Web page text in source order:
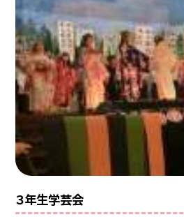
３年生学芸会